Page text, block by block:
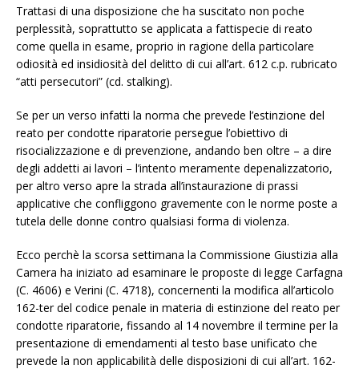
Trattasi di una disposizione che ha suscitato non poche
perplessità, soprattutto se applicata a fattispecie di reato
come quella in esame, proprio in ragione della particolare
odiosità ed insidiosità del delitto di cui all’art. 612 c.p. rubricato
“atti persecutori” (cd. stalking).
Se per un verso infatti la norma che prevede l’estinzione del
reato per condotte riparatorie persegue l’obiettivo di
risocializzazione e di prevenzione, andando ben oltre – a dire
degli addetti ai lavori – l’intento meramente depenalizzatorio,
per altro verso apre la strada all’instaurazione di prassi
applicative che confliggono gravemente con le norme poste a
tutela delle donne contro qualsiasi forma di violenza.
Ecco perchè la scorsa settimana la Commissione Giustizia alla
Camera ha iniziato ad esaminare le proposte di legge Carfagna
(C. 4606) e Verini (C. 4718), concernenti la modifica all’articolo
162-ter del codice penale in materia di estinzione del reato per
condotte riparatorie, fissando al 14 novembre il termine per la
presentazione di emendamenti al testo base unificato che
prevede la non applicabilità delle disposizioni di cui all’art. 162-